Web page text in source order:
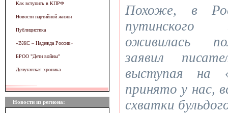
Как вступить в КПРФ
Новости партийной жизни
Публицистика
«ВЖC – Надежда России»
БРОО "Дети войны"
Депутатская хроника
Новости из региона:
Похоже, в
путинского
оживилась
заявил
выступая на
принято у нас,
схватки